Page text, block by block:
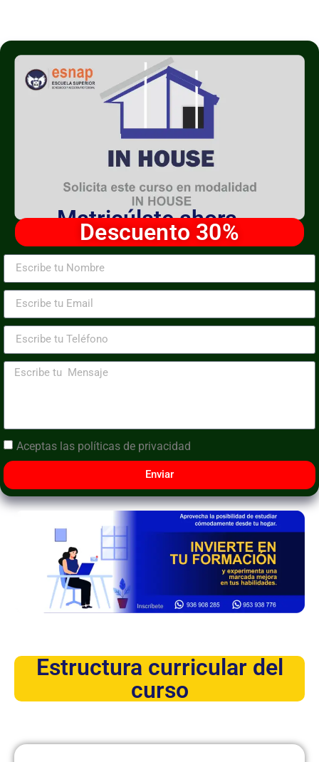
Matricúlate ahora
Descuento 30%
Aceptas las políticas de privacidad
Enviar
Estructura curricular del
curso